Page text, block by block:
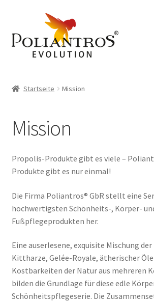
Navigation
springen
Inhalt
springen
Datenschutzerklärung
Echtheit von Bewertungen
Impressum
Mein Konto
Startseite Mission
Mission
Propolis-Produkte gibt es viele –
Produkte gibt es nur einmal!
Die Firma Poliantros® GbR stellt eine
hochwertigsten Schönheits-, Körper-
Fußpflegeprodukten her.
Eine auserlesene, exquisite Mischung
Kittharze, Gelée-Royale, ätherischer
Kostbarkeiten der Natur aus mehreren
bilden die Grundlage für diese edle
Schönheitspflegeserie. Die